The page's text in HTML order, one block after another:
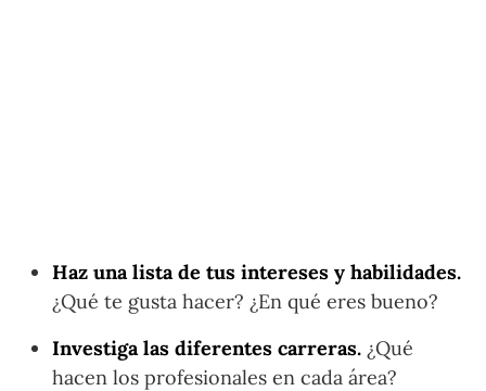
Haz una lista de tus intereses y habilidades.
¿Qué te gusta hacer? ¿En qué eres bueno?
Investiga las diferentes carreras. ¿Qué
hacen los profesionales en cada área?